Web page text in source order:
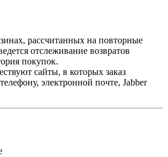
рассчитанных на повторные
отслеживание возвратов
покупок.
сайты, в которых заказ
электронной почте, Jabber